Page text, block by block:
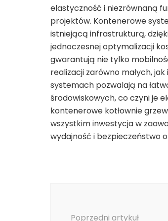
elastyczność i niezrównaną
projektów. Kontenerowe
istniejącą infrastrukturą,
jednoczesnej optymalizacji
gwarantują nie tylko
realizacji zarówno małych,
systemach pozwalają na
środowiskowych, co czyni je
kontenerowe kotłownie
wszystkim inwestycja w
wydajność i bezpieczeństwo
Poprzedni artykuł